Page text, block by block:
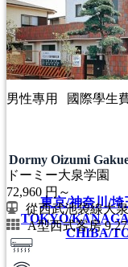
東京/神奈川/埼
TOKYO/
CHIBA/
男性專用 國際學生
Dormy Oizumi
ドーミー大泉学園
72,960 円～
從西武池袋線大
A型西式客房